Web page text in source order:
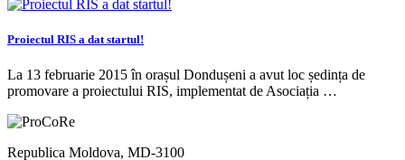
Proiectul RIS a dat startul!
La 13 februarie 2015 în orașul Dondușeni a avut loc ședința de
promovare a proiectului RIS, implementat de Asociația …
Republica Moldova, MD-3100